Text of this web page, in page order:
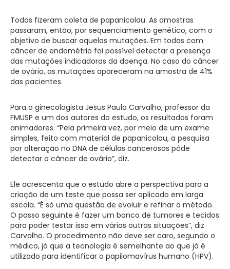
Todas fizeram coleta de papanicolau. As amostras
passaram, então, por sequenciamento genético, com o
objetivo de buscar aquelas mutações. Em todas com
câncer de endométrio foi possível detectar a presença
das mutações indicadoras da doença. No caso do câncer
de ovário, as mutações apareceram na amostra de 41%
das pacientes.
Para o ginecologista Jesus Paula Carvalho, professor da
FMUSP e um dos autores do estudo, os resultados foram
animadores. “Pela primeira vez, por meio de um exame
simples, feito com material de papanicolau, a pesquisa
por alteração no DNA de células cancerosas pôde
detectar o câncer de ovário”, diz.
Ele acrescenta que o estudo abre a perspectiva para a
criação de um teste que possa ser aplicado em larga
escala. “É só uma questão de evoluir e refinar o método.
O passo seguinte é fazer um banco de tumores e tecidos
para poder testar isso em várias outras situações”, diz
Carvalho. O procedimento não deve ser caro, segundo o
médico, já que a tecnologia é semelhante ao que já é
utilizado para identificar o papilomavírus humano (HPV).